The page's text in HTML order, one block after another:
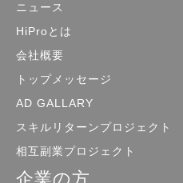
ニュース
HiProとは
会社概要
トップメッセージ
AD GALLARY
スキルリターンプロジェクト
相互副業プロジェクト
企業の方